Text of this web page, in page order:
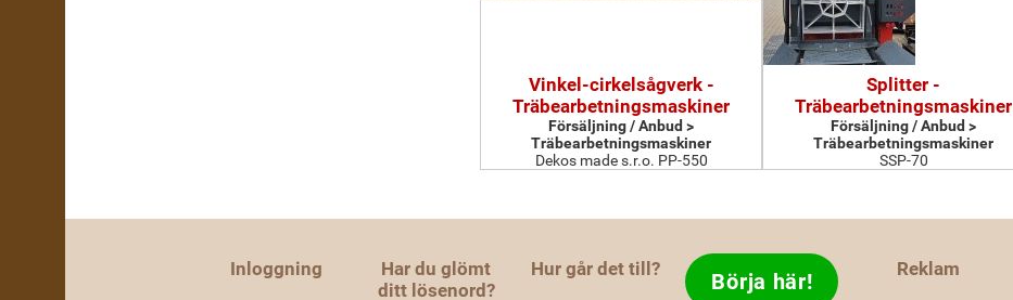
Vinkel-cirkelsågverk -
Träbearbetningsmaskiner
Försäljning / Anbud >
Träbearbetningsmaskiner
Dekos made s.r.o. PP-550
Splitter -
Träbearbetningsmaskiner
Försäljning / Anbud >
Träbearbetningsmaskiner
SSP-70
Inloggning
Har du glömt
ditt lösenord?
Hur går det till? Börja här! Reklam